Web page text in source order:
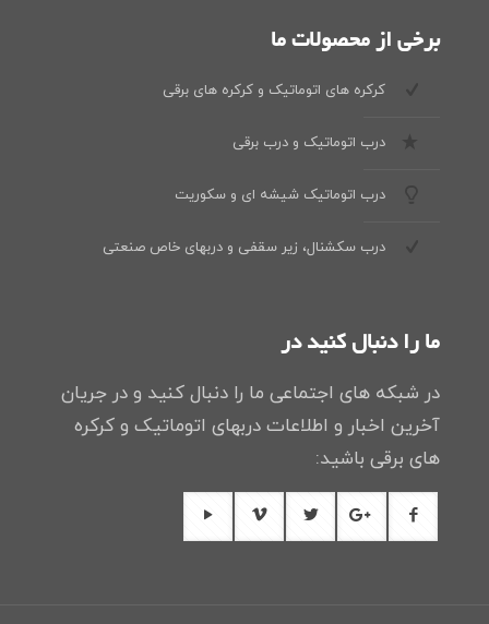
برخی از محصولات ما
کرکره های اتوماتیک و کرکره های برقی
درب اتوماتیک و درب برقی
درب اتوماتیک شیشه ای و سکوریت
درب سکشنال، زیر سقفی و دربهای خاص صنعتی
ما را دنبال کنید در
در شبکه های اجتماعی ما را دنبال کنید و در جریان
آخرین اخبار و اطلاعات دربهای اتوماتیک و کرکره
های برقی باشید: